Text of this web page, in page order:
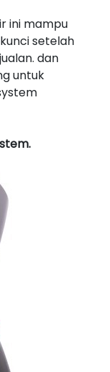
ini mampu
setelah
dan
untuk